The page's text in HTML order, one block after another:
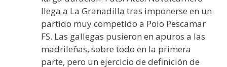
llega a La Granadilla tras imponerse en un
partido muy competido a Poio Pescamar
FS. Las gallegas pusieron en apuros a las
madrileñas, sobre todo en la primera
parte, pero un ejercicio de definición de